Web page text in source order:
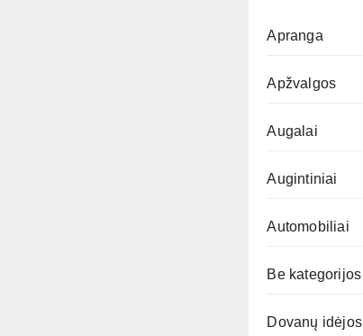
Apranga
Apžvalgos
Augalai
Augintiniai
Automobiliai
Be kategorijos
Dovanų idėjos